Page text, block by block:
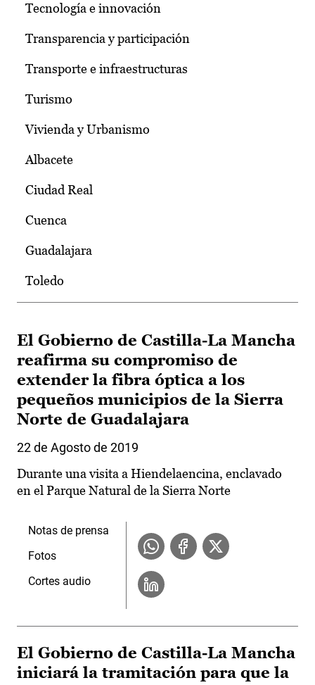
Tecnología e innovación
Transparencia y participación
Transporte e infraestructuras
Turismo
Vivienda y Urbanismo
Albacete
Ciudad Real
Cuenca
Guadalajara
Toledo
El Gobierno de Castilla-La Mancha
reafirma su compromiso de
extender la fibra óptica a los
pequeños municipios de la Sierra
Norte de Guadalajara
22 de Agosto de 2019
Durante una visita a Hiendelaencina, enclavado
en el Parque Natural de la Sierra Norte
Notas de prensa
Fotos
Cortes audio
El Gobierno de Castilla-La Mancha
iniciará la tramitación para que la